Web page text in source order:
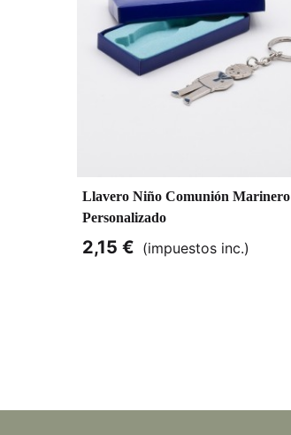
Llavero Niño Comunión Marinero
Personalizado
2,15 € (impuestos inc.)